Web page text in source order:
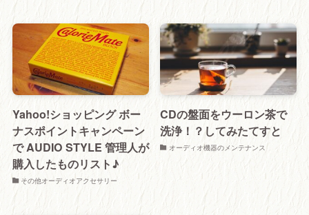
Yahoo!ショッピング ボー
ナスポイントキャンペーン
で AUDIO STYLE 管理人が
購入したものリスト♪
その他オーディオアクセサリー
CDの盤面をウーロン茶で
洗浄！？してみたてすと
オーディオ機器のメンテナンス